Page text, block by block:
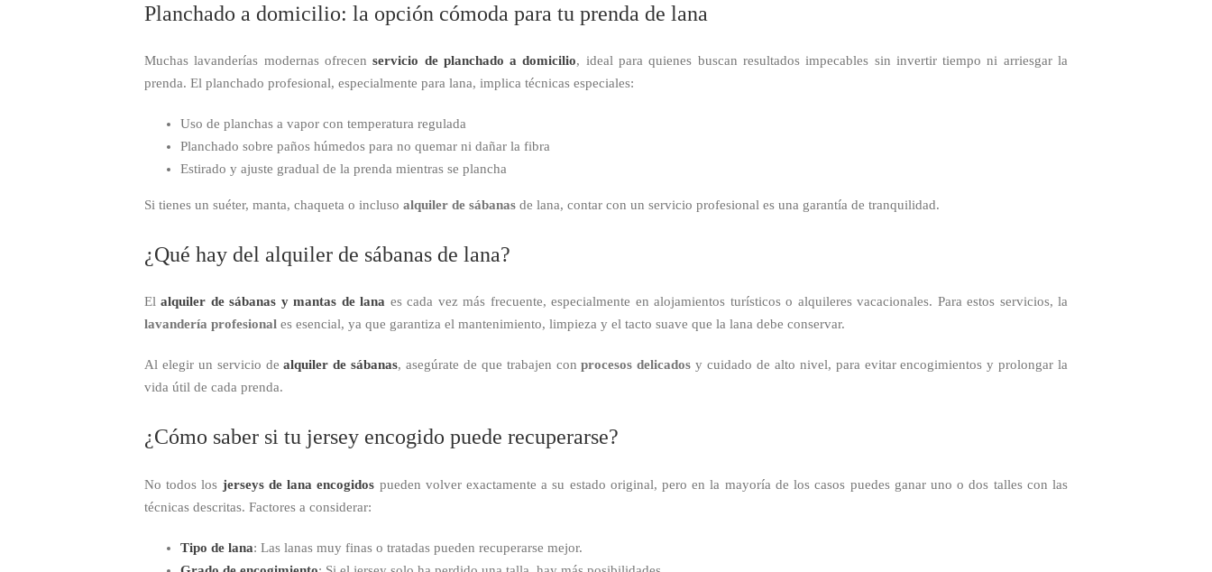
Planchado a domicilio: la opción cómoda para tu prenda de lana
Muchas lavanderías modernas ofrecenservicio de planchado a domicilio, ideal para quienes buscan resultados impecables sin invertir tiempo ni arriesgar la
prenda. El planchado profesional, especialmente para lana, implica técnicas especiales:
Uso de planchas a vapor con temperatura regulada
Planchado sobre paños húmedos para no quemar ni dañar la fibra
Estirado y ajuste gradual de la prenda mientras se plancha
Si tienes un suéter, manta, chaqueta o incluso alquiler de sábanas de lana, contar con un servicio profesional es una garantía de tranquilidad.
¿Qué hay del alquiler de sábanas de lana?
Elalquiler de sábanas y mantas de lana es cada vez más frecuente, especialmente en alojamientos turísticos o alquileres vacacionales. Para estos servicios, la
lavandería profesional es esencial, ya que garantiza el mantenimiento, limpieza y el tacto suave que la lana debe conservar.
Al elegir un servicio dealquiler de sábanas, asegúrate de que trabajen conprocesos delicados y cuidado de alto nivel, para evitar encogimientos y prolongar la
vida útil de cada prenda.
¿Cómo saber si tu jersey encogido puede recuperarse?
No todos los jerseys de lana encogidos pueden volver exactamente a su estado original, pero en la mayoría de los casos puedes ganar uno o dos talles con las
técnicas descritas. Factores a considerar:
Tipo de lana: Las lanas muy finas o tratadas pueden recuperarse mejor.